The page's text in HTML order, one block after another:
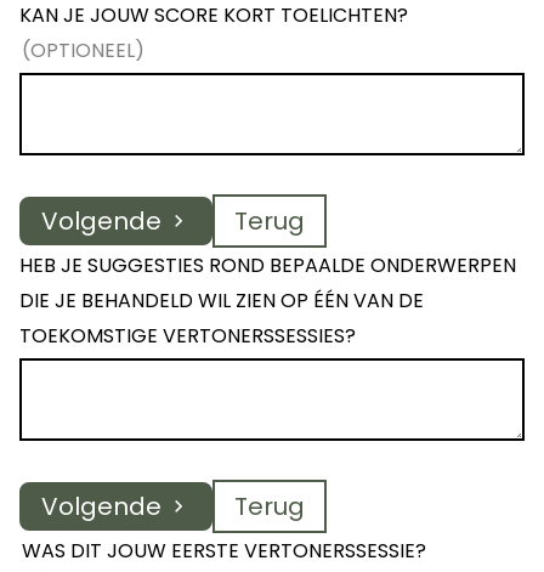
KAN JE JOUW SCORE KORT TOELICHTEN?
Volgende Terug
HEB JE SUGGESTIES ROND BEPAALDE ONDERWERPEN
DIE JE BEHANDELD WIL ZIEN OP ÉÉN VAN DE
TOEKOMSTIGE VERTONERSSESSIES?
Volgende Terug
WAS DIT JOUW EERSTE VERTONERSSESSIE?